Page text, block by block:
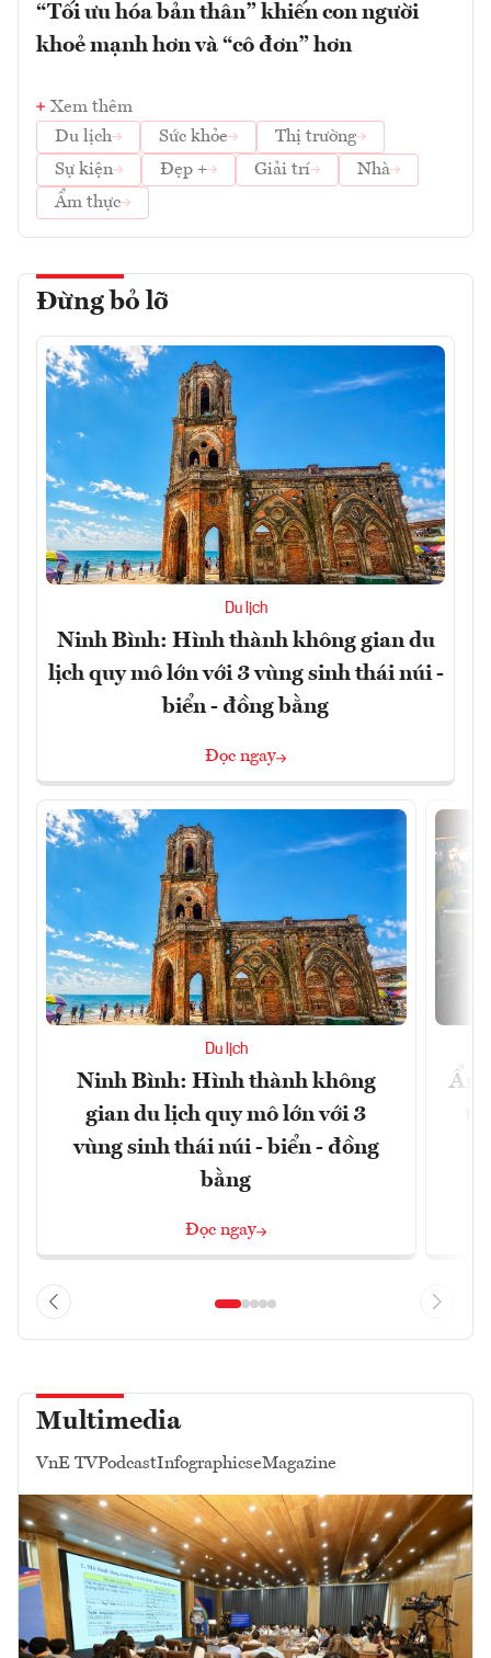
“Tối ưu hóa bản thân” khiến con người
khoẻ mạnh hơn và “cô đơn” hơn
Xem thêm
Du lịch
Sức khỏe
Thị trường
Sự kiện
Đẹp + Giải trí
Nhà
Ẩm thực
Đừng bỏ lỡ
Du lịch
Ninh Bình: Hình thành không gian du
lịch quy mô lớn với 3 vùng sinh thái núi -
biển - đồng bằng
Đọc ngay
Du lịch
Ninh Bình: Hình thành không
gian du lịch quy mô lớn với 3
vùng sinh thái núi - biển - đồng
bằng
Đọc ngay
Ẩm
Multimedia
VnE TVPodcastInfographicseMagazine